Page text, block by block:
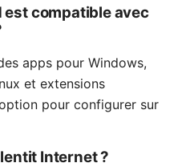
est compatible avec
apps pour Windows,
et extensions
pour configurer sur
Internet ?